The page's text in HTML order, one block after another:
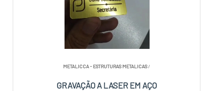
METALICCA - ESTRUTURAS METALICAS/
GRAVAÇÃO A LASER EM AÇO